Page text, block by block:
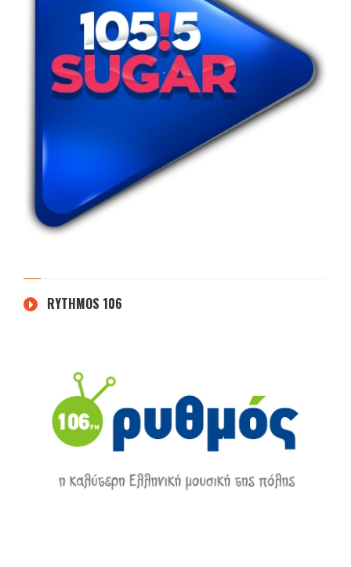
RYTHMOS 106